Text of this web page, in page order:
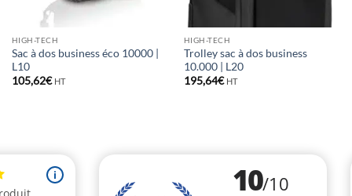
HIGH-TECH
Sac à dos business éco 10000 |
L10
105,62€ HT
HIGH-TECH
Trolley sac à dos business
10.000 | L20
195,64€ HT